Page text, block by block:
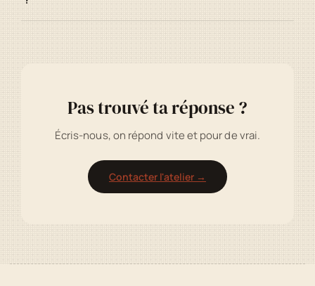
Pas trouvé ta réponse ?
Écris-nous, on répond vite et pour de vrai.
Contacter l'atelier →